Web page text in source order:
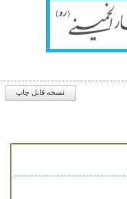
نسخه قابل چاپ